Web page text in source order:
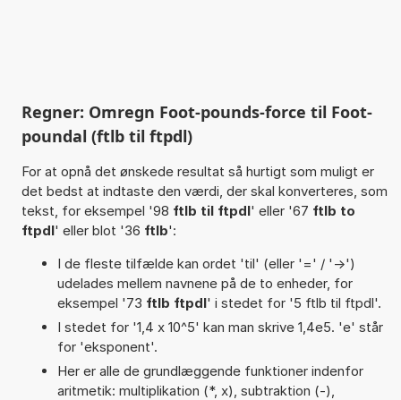
Regner: Omregn Foot-pounds-force til Foot-
poundal (ftlb til ftpdl)
For at opnå det ønskede resultat så hurtigt som muligt er
det bedst at indtaste den værdi, der skal konverteres, som
tekst, for eksempel '98 ftlb til ftpdl' eller '67 ftlb to
ftpdl' eller blot '36 ftlb':
I de fleste tilfælde kan ordet 'til' (eller '=' / '->')
udelades mellem navnene på de to enheder, for
eksempel '73 ftlb ftpdl' i stedet for '5 ftlb til ftpdl'.
I stedet for '1,4 x 10^5' kan man skrive 1,4e5. 'e' står
for 'eksponent'.
Her er alle de grundlæggende funktioner indenfor
aritmetik: multiplikation (*, x), subtraktion (-),